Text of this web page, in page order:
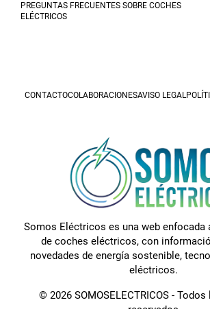
PREGUNTAS FRECUENTES SOBRE COCHES
ELÉCTRICOS
CONTACTOCOLABORACIONESAVISO LEGAL
Somos Eléctricos es una web enfocada
de coches eléctricos, con
novedades de energía sostenible,
eléctricos.
© 2026 SOMOSELECTRICOS -